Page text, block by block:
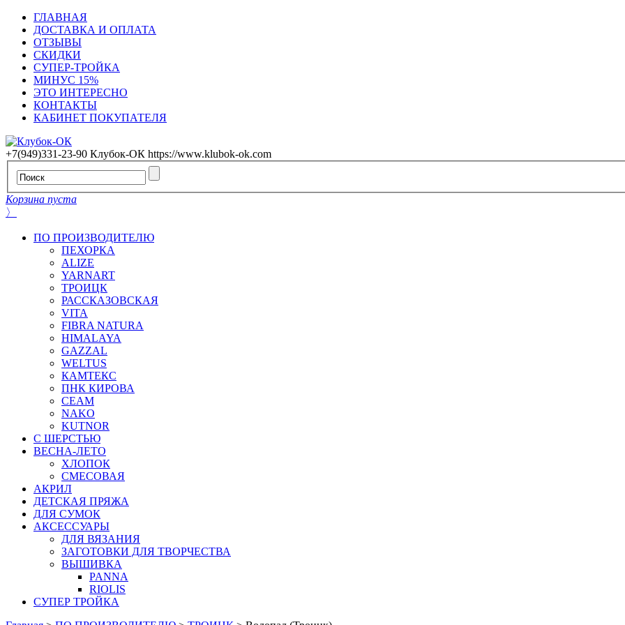
ГЛАВНАЯ
ДОСТАВКА И ОПЛАТА
ОТЗЫВЫ
СКИДКИ
СУПЕР-ТРОЙКА
МИНУС 15%
ЭТО ИНТЕРЕСНО
КОНТАКТЫ
КАБИНЕТ ПОКУПАТЕЛЯ
+7(949)331-23-90 Клубок-ОК https://www.klubok-ok.com
Корзина пуста
〉
ПО ПРОИЗВОДИТЕЛЮ
ПЕХОРКА
ALIZE
YARNART
ТРОИЦК
РАССКАЗОВСКАЯ
VITA
FIBRA NATURA
HIMALAYA
GAZZAL
WELTUS
КАМТЕКС
ПНК КИРОВА
СЕАМ
NAKO
KUTNOR
С ШЕРСТЬЮ
ВЕСНА-ЛЕТО
ХЛОПОК
СМЕСОВАЯ
АКРИЛ
ДЕТСКАЯ ПРЯЖА
ДЛЯ СУМОК
АКСЕССУАРЫ
ДЛЯ ВЯЗАНИЯ
ЗАГОТОВКИ ДЛЯ ТВОРЧЕСТВА
ВЫШИВКА
PANNA
RIOLIS
СУПЕР ТРОЙКА